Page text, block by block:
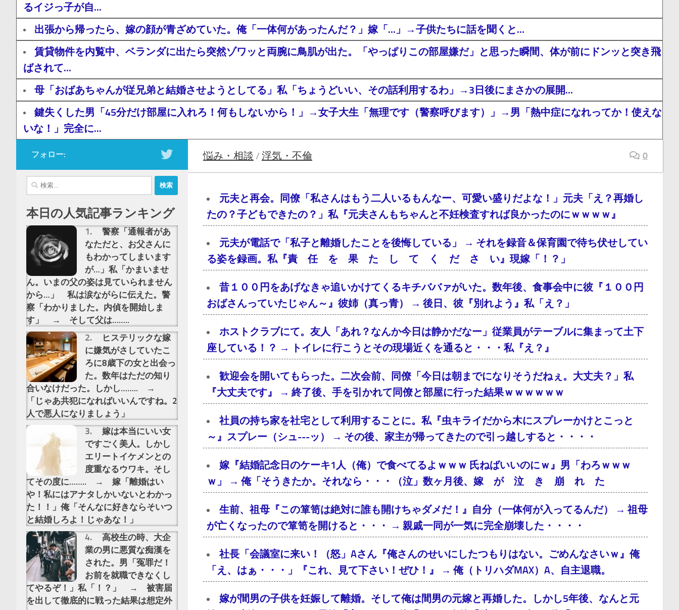
るイジっ子が自...
出張から帰ったら、嫁の顔が青ざめていた。俺「一体何があったんだ？」嫁「…」→子供たちに話を聞くと…
賃貸物件を内覧中、ベランダに出たら突然ゾワッと両腕に鳥肌が出た。「やっぱりこの部屋嫌だ」と思った瞬間、体が前にドンッと突き飛
ばされて…
母「おばあちゃんが従兄弟と結婚させようとしてる」私「ちょうどいい、その話利用するわ」→3日後にまさかの展開…
鍵失くした男「45分だけ部屋に入れろ！何もしないから！」→女子大生「無理です（警察呼びます）」→男「熱中症になれってか！使えな
いな！」完全に...
悩み・相談 / 浮気・不倫 0
元夫と再会。同僚「私さんはもう二人いるもんなー、可愛い盛りだよな！」元夫「え？再婚し
たの？子どもできたの？」私『元夫さんもちゃんと不妊検査すれば良かったのにｗｗｗｗ』
元夫が電話で「私子と離婚したことを後悔している」 → それを録音＆保育園で待ち伏せしてい
る姿を録画。私『責 任 を 果 た し て く だ さ い』現嫁「！？」
昔１００円をあげなきゃ追いかけてくるキチババァがいた。数年後、食事会中に彼『１００円
おばさんっていたじゃん～』彼姉（真っ青） → 後日、彼『別れよう』私「え？」
ホストクラブにて。友人「あれ？なんか今日は静かだなー」従業員がテーブルに集まって土下
座している！？ → トイレに行こうとその現場近くを通ると・・・私『え？』
歓迎会を開いてもらった。二次会前、同僚「今日は朝までになりそうだねぇ。大丈夫？」私
『大丈夫です』 → 終了後、手を引かれて同僚と部屋に行った結果ｗｗｗｗｗｗ
社員の持ち家を社宅として利用することに。私『虫キライだから木にスプレーかけとこっと
～』スプレー（シュ---ッ） → その後、家主が帰ってきたので引っ越しすると・・・・
嫁『結婚記念日のケーキ1人（俺）で食べてるよｗｗｗ 氏ねばいいのにｗ』男「わろｗｗｗ
ｗ」 → 俺「そうきたか。それなら・・・（泣」数ヶ月後、嫁 が 泣 き 崩 れ た
生前、祖母『この箪笥は絶対に誰も開けちゃダメだ！』自分（一体何が入ってるんだ） → 祖母
が亡くなったので箪笥を開けると・・・ → 親戚一同が一気に完全崩壊した・・・・
社長「会議室に来い！（怒」Aさん『俺さんのせいにしたつもりはない。ごめんなさいｗ』俺
「え、はぁ・・・」『これ、見て下さい！ぜひ！』 → 俺（トリハダMAX）A、自主退職。
嫁が間男の子供を妊娠して離婚。そして俺は間男の元嫁と再婚した。しかし5年後、なんと元
フォロー:
検
索:
本日の人気記事ランキング
警察「通報者があ
なただと、お父さんに
もわかってしまいます
が…」私「かまいませ
ん。いまの父の姿は見ていられません
から…」 私は涙ながらに伝えた。警
察「わかりました。内偵を開始しま
す」 → そして父は……..
ヒステリックな嫁
に嫌気がさしていたこ
ろに8歳下の女と出会っ
た。数年はただの知り
合いなけだった。しかし…….. →
「じゃあ共犯になればいいんですね。2
人で悪人になりましょう」
嫁は本当にいい女
ですごく美人。しかし
エリートイケメンとの
度重なるウワキ。そし
てその度に…….. → 嫁「離婚はい
や！私にはアナタしかいないとわかっ
た！！」俺「そんなに好きならそいつ
と結婚しろよ！じゃあな！」
高校生の時、大企
業の男に悪質な痴漢を
された。男「冤罪だ！
お前を就職できなくし
てやるぞ！」私「！？」 → 被害届
を出して徹底的に戦った結果は想定外